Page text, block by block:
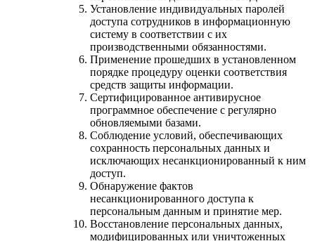
Установление индивидуальных паролей
доступа сотрудников в информационную
систему в соответствии с их
производственными обязанностями.
Применение прошедших в установленном
порядке процедуру оценки соответствия
средств защиты информации.
Сертифицированное антивирусное
программное обеспечение с регулярно
обновляемыми базами.
Соблюдение условий, обеспечивающих
сохранность персональных данных и
исключающих несанкционированный к ним
доступ.
Обнаружение фактов
несанкционированного доступа к
персональным данным и принятие мер.
Восстановление персональных данных,
модифицированных или уничтоженных